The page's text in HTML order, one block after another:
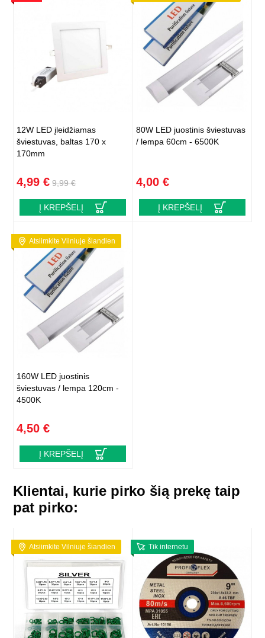
12W LED įleidžiamas
šviestuvas, baltas 170 x
170mm
4,99 € 9,99 €
Į KREPŠELĮ
80W LED juostinis šviestuvas
/ lempa 60cm - 6500K
4,00 €
Į KREPŠELĮ
Atsiimkite Vilniuje šiandien
160W LED juostinis
šviestuvas / lempa 120cm -
4500K
4,50 €
Į KREPŠELĮ
Klientai, kurie pirko šią prekę taip
pat pirko:
Atsiimkite Vilniuje šiandien Tik internetu